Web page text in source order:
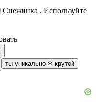
. Используйте
ты уникально ❄ крутой